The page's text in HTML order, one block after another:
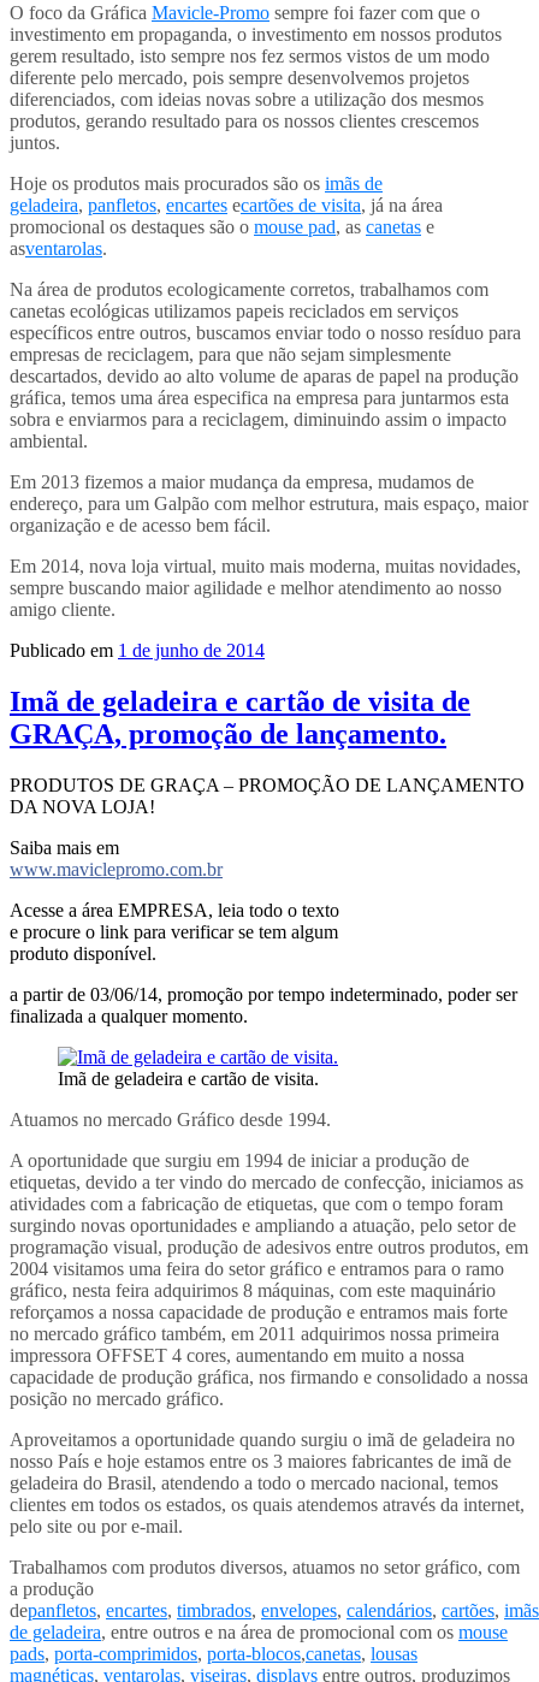
O foco da Gráfica Mavicle-Promo sempre foi fazer com que o
investimento em propaganda, o investimento em nossos produtos
gerem resultado, isto sempre nos fez sermos vistos de um modo
diferente pelo mercado, pois sempre desenvolvemos projetos
diferenciados, com ideias novas sobre a utilização dos mesmos
produtos, gerando resultado para os nossos clientes crescemos
juntos.
Hoje os produtos mais procurados são os imãs de
geladeira, panfletos, encartes ecartões de visita, já na área
promocional os destaques são o mouse pad, as canetas e
asventarolas.
Na área de produtos ecologicamente corretos, trabalhamos com
canetas ecológicas utilizamos papeis reciclados em serviços
específicos entre outros, buscamos enviar todo o nosso resíduo para
empresas de reciclagem, para que não sejam simplesmente
descartados, devido ao alto volume de aparas de papel na produção
gráfica, temos uma área especifica na empresa para juntarmos esta
sobra e enviarmos para a reciclagem, diminuindo assim o impacto
ambiental.
Em 2013 fizemos a maior mudança da empresa, mudamos de
endereço, para um Galpão com melhor estrutura, mais espaço, maior
organização e de acesso bem fácil.
Em 2014, nova loja virtual, muito mais moderna, muitas novidades,
sempre buscando maior agilidade e melhor atendimento ao nosso
amigo cliente.
Publicado em 1 de junho de 2014
Imã de geladeira e cartão de visita de
GRAÇA, promoção de lançamento.
PRODUTOS DE GRAÇA – PROMOÇÃO DE LANÇAMENTO
DA NOVA LOJA!
Saiba mais em
www.maviclepromo.com.br
Acesse a área EMPRESA, leia todo o texto
e procure o link para verificar se tem algum
produto disponível.
a partir de 03/06/14, promoção por tempo indeterminado, poder ser
finalizada a qualquer momento.
Imã de geladeira e cartão de visita.
Atuamos no mercado Gráfico desde 1994.
A oportunidade que surgiu em 1994 de iniciar a produção de
etiquetas, devido a ter vindo do mercado de confecção, iniciamos as
atividades com a fabricação de etiquetas, que com o tempo foram
surgindo novas oportunidades e ampliando a atuação, pelo setor de
programação visual, produção de adesivos entre outros produtos, em
2004 visitamos uma feira do setor gráfico e entramos para o ramo
gráfico, nesta feira adquirimos 8 máquinas, com este maquinário
reforçamos a nossa capacidade de produção e entramos mais forte
no mercado gráfico também, em 2011 adquirimos nossa primeira
impressora OFFSET 4 cores, aumentando em muito a nossa
capacidade de produção gráfica, nos firmando e consolidado a nossa
posição no mercado gráfico.
Aproveitamos a oportunidade quando surgiu o imã de geladeira no
nosso País e hoje estamos entre os 3 maiores fabricantes de imã de
geladeira do Brasil, atendendo a todo o mercado nacional, temos
clientes em todos os estados, os quais atendemos através da internet,
pelo site ou por e-mail.
Trabalhamos com produtos diversos, atuamos no setor gráfico, com
a produção
depanfletos, encartes, timbrados, envelopes, calendários, cartões, imãs
de geladeira, entre outros e na área de promocional com os mouse
pads, porta-comprimidos, porta-blocos,canetas, lousas
magnéticas, ventarolas, viseiras, displays entre outros, produzimos